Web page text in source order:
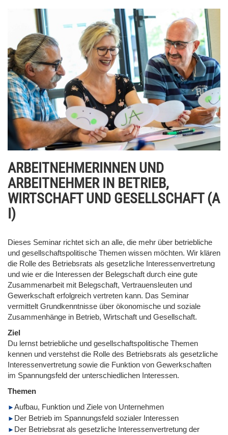
ARBEITNEHMERINNEN UND
ARBEITNEHMER IN BETRIEB,
WIRTSCHAFT UND GESELLSCHAFT (A
I)
Dieses Seminar richtet sich an alle, die mehr über betriebliche
und gesellschaftspolitische Themen wissen möchten. Wir klären
die Rolle des Betriebsrats als gesetzliche Interessenvertretung
und wie er die Interessen der Belegschaft durch eine gute
Zusammenarbeit mit Belegschaft, Vertrauensleuten und
Gewerkschaft erfolgreich vertreten kann. Das Seminar
vermittelt Grundkenntnisse über ökonomische und soziale
Zusammenhänge in Betrieb, Wirtschaft und Gesellschaft.
Ziel
Du lernst betriebliche und gesellschaftspolitische Themen
kennen und verstehst die Rolle des Betriebsrats als gesetzliche
Interessenvertretung sowie die Funktion von Gewerkschaften
im Spannungsfeld der unterschiedlichen Interessen.
Themen
Aufbau, Funktion und Ziele von Unternehmen
Der Betrieb im Spannungsfeld sozialer Interessen
Der Betriebsrat als gesetzliche Interessenvertretung der